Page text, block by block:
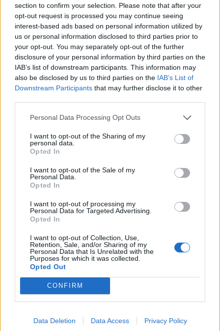
section to confirm your selection. Please note that after your
opt-out request is processed you may continue seeing
interest-based ads based on personal information utilized by
us or personal information disclosed to third parties prior to
your opt-out. You may separately opt-out of the further
disclosure of your personal information by third parties on the
IAB’s list of downstream participants. This information may
also be disclosed by us to third parties on the IAB’s List of
Downstream Participants that may further disclose it to other
Personal Data Processing Opt Outs
I want to opt-out of the Sharing of my
personal data.
Opted In
I want to opt-out of the Sale of my
Personal Data.
Opted In
I want to opt-out of processing my
Personal Data for Targeted Advertising.
Opted In
I want to opt-out of Collection, Use,
Retention, Sale, and/or Sharing of my
Personal Data that Is Unrelated with the
Purposes for which it was collected.
Opted Out
CONFIRM
Data Deletion Data Access Privacy Policy
4 - 10
Squalificato 0 - 0%
Infortunato 0 - 0
Inutilizzato 19 - 50%
Scarica riepilogo
stagionale
Giornata Entrato Bonus/Malus
GEN 2-1 FIO
GEN 1-2 ATA
CAG 3-1 GEN
0-0 BOL
6 LAZ 4-0 GEN
GEN 1-2 MIL